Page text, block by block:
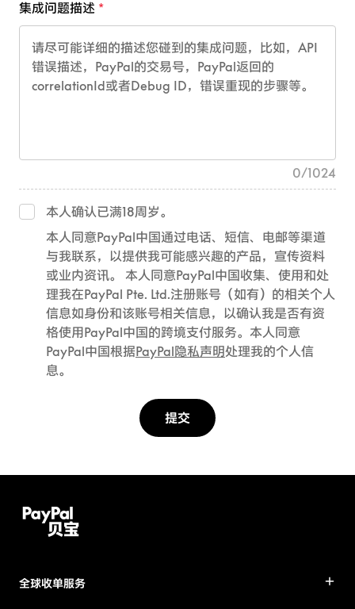
集成问题描述
0/1024
本人确认已满18周岁。
本人同意PayPal中国通过电话、短信、电邮等渠道
与我联系，以提供我可能感兴趣的产品，宣传资料
或业内资讯。 本人同意PayPal中国收集、使用和处
理我在PayPal Pte. Ltd.注册账号（如有）的相关个人
信息如身份和该账号相关信息，以确认我是否有资
格使用PayPal中国的跨境支付服务。本人同意
PayPal中国根据PayPal隐私声明处理我的个人信
息。
提交
全球收单服务